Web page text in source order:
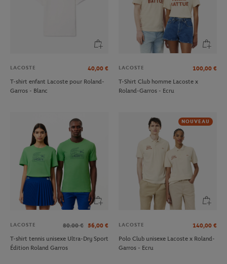
LACOSTE 40,00 €
T-shirt enfant Lacoste pour Roland-
Garros - Blanc
LACOSTE 100,00 €
T-Shirt Club homme Lacoste x
Roland-Garros - Ecru
LACOSTE 80.00 € 56,00 €
T-shirt tennis unisexe Ultra-Dry Sport
Édition Roland Garros
NOUVEAU
LACOSTE 140,00 €
Polo Club unisexe Lacoste x Roland-
Garros - Ecru